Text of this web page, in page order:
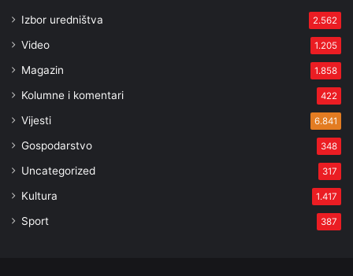
Izbor uredništva 2.562
Video 1.205
Magazin 1.858
Kolumne i komentari 422
Vijesti 6.841
Gospodarstvo 348
Uncategorized 317
Kultura 1.417
Sport 387